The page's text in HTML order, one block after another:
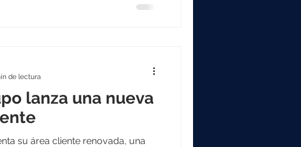
lanza una nueva
su área cliente renovada, una
de lectura